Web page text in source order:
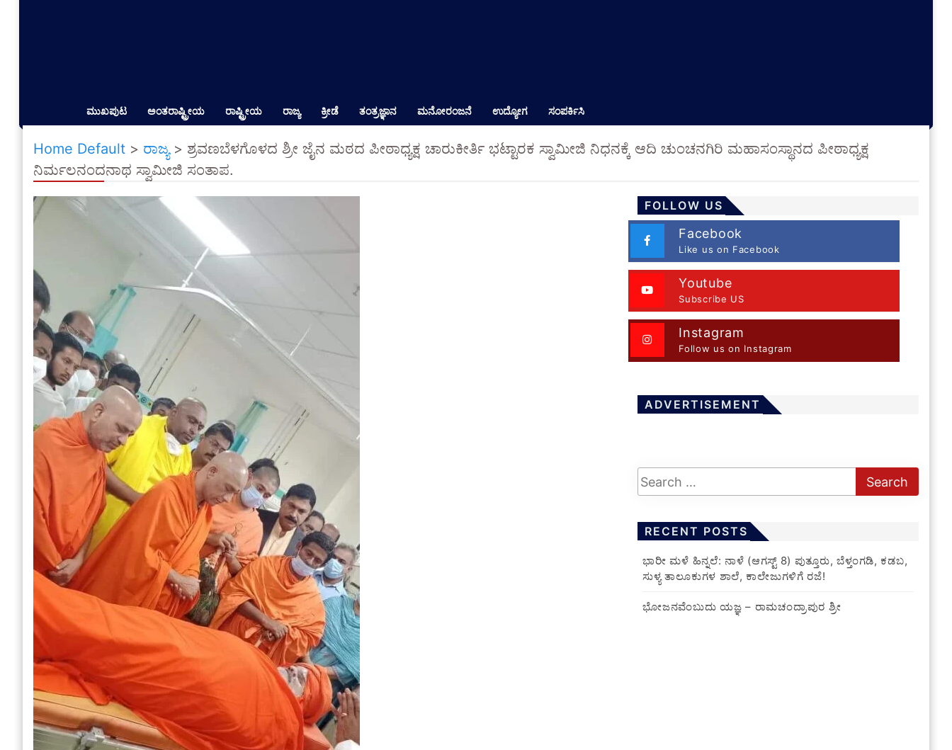
ಮುಖಪುಟ ಅಂತರಾಷ್ಟ್ರೀಯ ರಾಷ್ಟ್ರೀಯ ರಾಜ್ಯ ಕ್ರೀಡೆ ತಂತ್ರಜ್ಞಾನ ಮನೋರಂಜನೆ ಉದ್ಯೋಗ ಸಂಪರ್ಕಿಸಿ
Home Default > ರಾಜ್ಯ> ಶ್ರವಣಬೆಳಗೊಳದ ಶ್ರೀ ಜೈನ ಮಠದ ಪೀಠಾಧ್ಯಕ್ಷ ಚಾರುಕೀರ್ತಿ ಭಟ್ಟಾರಕ ಸ್ವಾಮೀಜಿ ನಿಧನಕ್ಕೆ ಆದಿ ಚುಂಚನಗಿರಿ ಮಹಾಸಂಸ್ಥಾನದ ಪೀಠಾಧ್ಯಕ್ಷ
ನಿರ್ಮಲನಂದನಾಥ ಸ್ವಾಮೀಜಿ ಸಂತಾಪ.
FOLLOW US
Facebook
Like us on Facebook
Youtube
Subscribe US
Instagram
Follow us on Instagram
ADVERTISEMENT
RECENT POSTS
​ಭಾರೀ ಮಳೆ ಹಿನ್ನಲೆ: ನಾಳೆ (ಆಗಸ್ಟ್ 8) ಪುತ್ತೂರು, ಬೆಳ್ತಂಗಡಿ, ಕಡಬ,
ಸುಳ್ಯ ತಾಲೂಕುಗಳ ಶಾಲೆ, ಕಾಲೇಜುಗಳಿಗೆ ರಜೆ!
ಭೋಜನವೆಂಬುದು ಯಜ್ಞ – ರಾಮಚಂದ್ರಾಪುರ ಶ್ರೀ